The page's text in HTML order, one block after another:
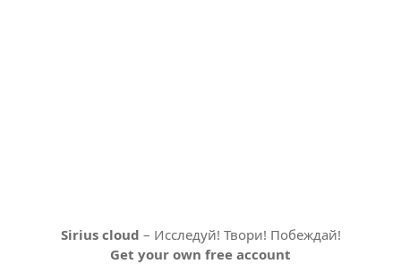
Sirius cloud – Исследуй! Твори! Побеждай!
Get your own free account